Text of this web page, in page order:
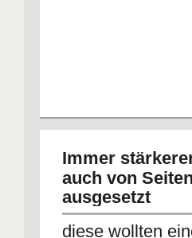
Immer
auch von
ausgesetzt
diese wollten